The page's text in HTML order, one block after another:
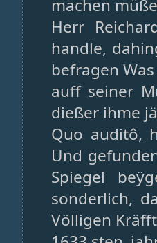
machen
Herr
handle,
befragen
auff seiner
dießer ihme
Quo auditô,
Und
Spiegel
sonderlich,
Völligen